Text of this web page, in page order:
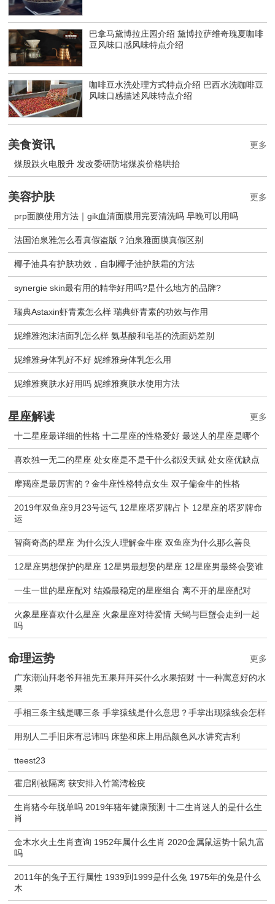
巴拿马黛博拉庄园介绍 黛博拉萨维奇瑰夏咖啡
豆风味口感风味特点介绍
咖啡豆水洗处理方式特点介绍 巴西水洗咖啡豆
风味口感描述风味特点介绍
美食资讯
煤股跌火电股升 发改委研防堵煤炭价格哄抬
更多
美容护肤
prp面膜使用方法｜gik血清面膜用完要清洗吗 早晚可以用吗
法国泊泉雅怎么看真假盗版？泊泉雅面膜真假区别
椰子油具有护肤功效，自制椰子油护肤霜的方法
synergie skin最有用的精华好用吗?是什么地方的品牌?
瑞典Astaxin虾青素怎么样 瑞典虾青素的功效与作用
妮维雅泡沫洁面乳怎么样 氨基酸和皂基的洗面奶差别
妮维雅身体乳好不好 妮维雅身体乳怎么用
妮维雅爽肤水好用吗 妮维雅爽肤水使用方法
更多
星座解读
十二星座最详细的性格 十二星座的性格爱好 最迷人的星座是哪个
喜欢独一无二的星座 处女座是不是干什么都没天赋 处女座优缺点
摩羯座是最厉害的？金牛座性格特点女生 双子偏金牛的性格
2019年双鱼座9月23号运气 12星座塔罗牌占卜 12星座的塔罗牌命
运
智商奇高的星座 为什么没人理解金牛座 双鱼座为什么那么善良
12星座男想保护的星座 12星男最想娶的星座 12星座男最终会娶谁
一生一世的星座配对 结婚最稳定的星座组合 离不开的星座配对
火象星座喜欢什么星座 火象星座对待爱情 天蝎与巨蟹会走到一起
吗
更多
命理运势
广东潮汕拜老爷拜祖先五果拜拜买什么水果招财 十一种寓意好的水
果
手相三条主线是哪三条 手掌猿线是什么意思？手掌出现猿线会怎样
用别人二手旧床有忌讳吗 床垫和床上用品颜色风水讲究吉利
tteest23
霍启刚被隔离 获安排入竹篙湾检疫
生肖猪今年脱单吗 2019年猪年健康预测 十二生肖迷人的是什么生
肖
金木水火土生肖查询 1952年属什么生肖 2020金属鼠运势十鼠九富
吗
2011年的兔子五行属性 1939到1999是什么兔 1975年的兔是什么
木
更多